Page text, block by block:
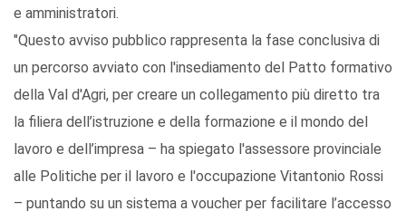
e amministratori.
"Questo avviso pubblico rappresenta la fase conclusiva di
un percorso avviato con l'insediamento del Patto formativo
della Val d'Agri, per creare un collegamento più diretto tra
la filiera dell’istruzione e della formazione e il mondo del
lavoro e dell’impresa – ha spiegato l'assessore provinciale
alle Politiche per il lavoro e l'occupazione Vitantonio Rossi
– puntando su un sistema a voucher per facilitare l’accesso